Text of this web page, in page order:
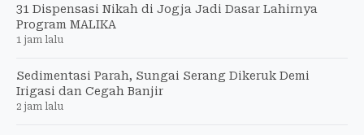
31 Dispensasi Nikah di Jogja Jadi Dasar Lahirnya
Program MALIKA
1 jam lalu
Sedimentasi Parah, Sungai Serang Dikeruk Demi
Irigasi dan Cegah Banjir
2 jam lalu